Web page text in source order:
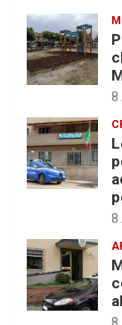
8
8
8